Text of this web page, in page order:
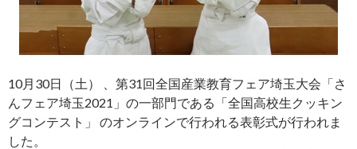
10月30日（土） 、第31回全国産業教育フェア埼玉大会「さ
んフェア埼玉2021」の一部門である「全国高校生クッキン
グコンテスト」 のオンラインで行われる表彰式が行われま
した。